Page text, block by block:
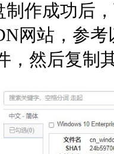
制作成功后
网站，参
，然后复制